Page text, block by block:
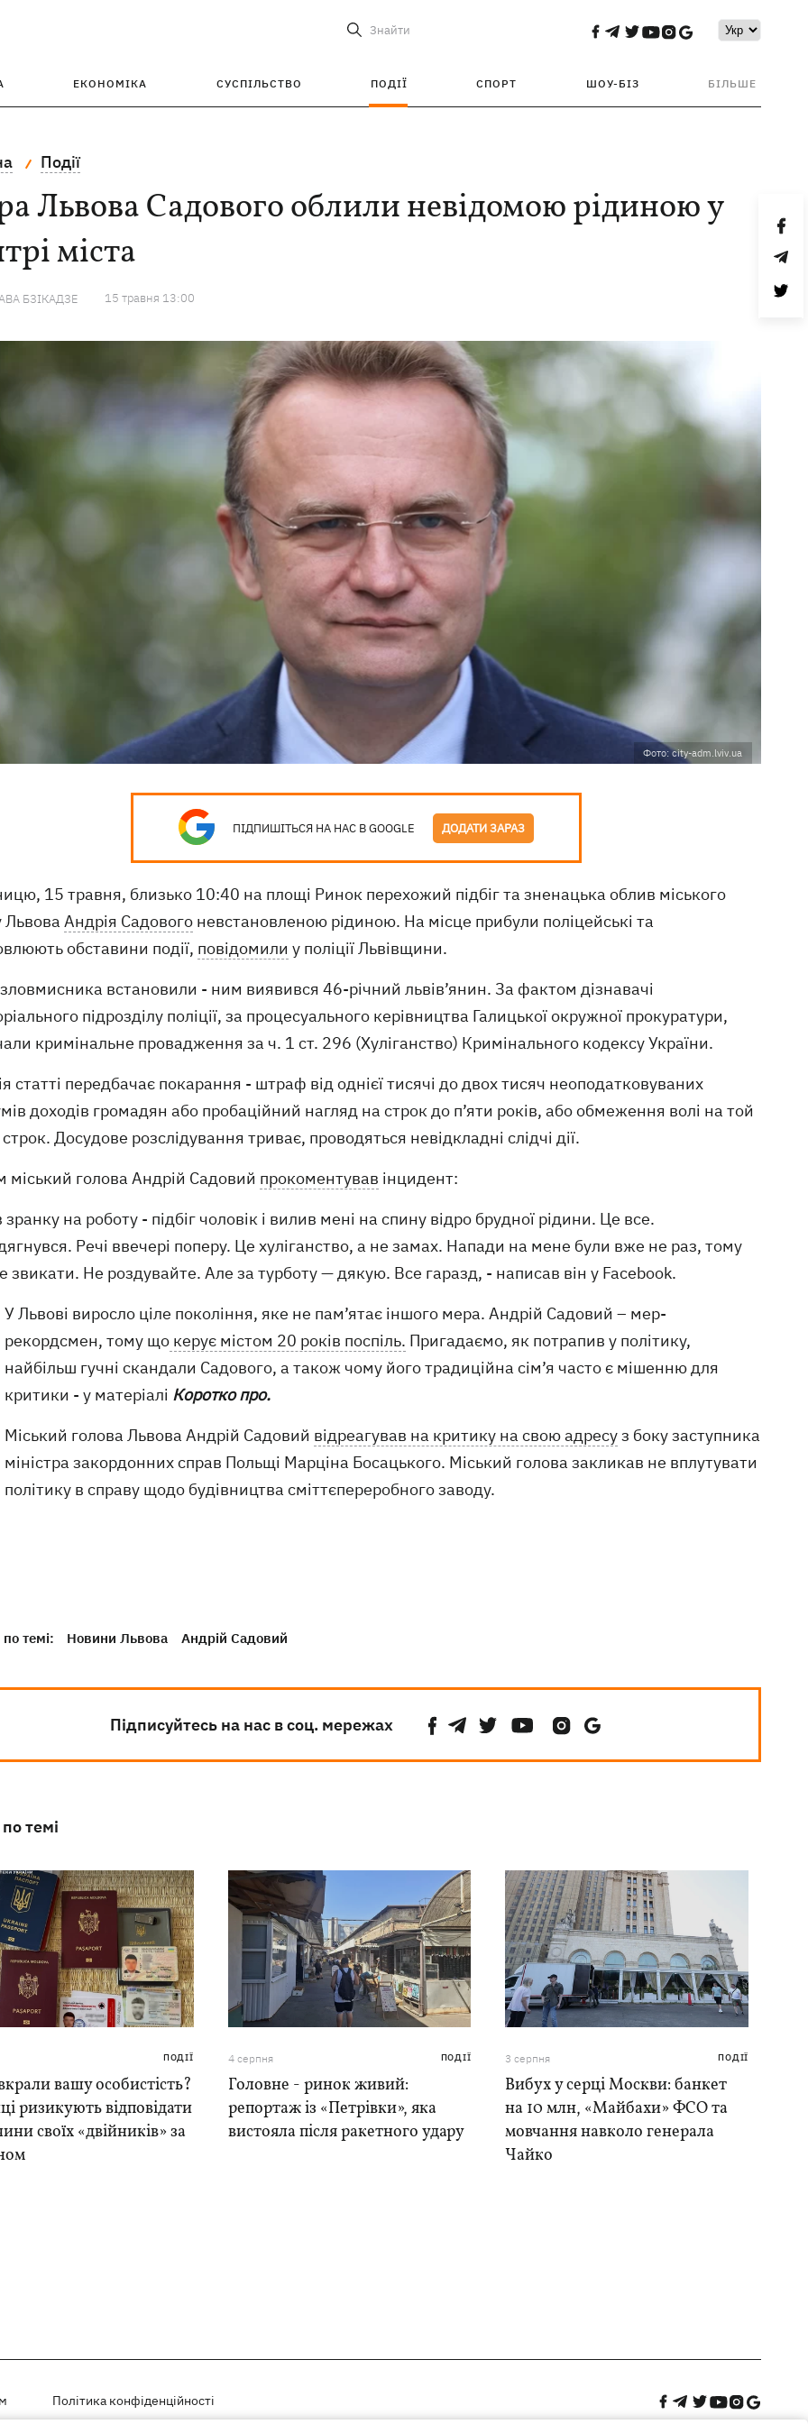
Знайти
ЕКОНОМІКА СУСПІЛЬСТВО ПОДІЇ СПОРТ ШОУ-БІЗ БІЛЬШЕ
Події
Львова Садового облили невідомою рідиною у
міста
БЗІКАДЗЕ 15 травня 13:00
Фото: city-adm.lviv.ua
ПІДПИШІТЬСЯ НА НАС В GOOGLE ДОДАТИ ЗАРАЗ
15 травня, близько 10:40 на площі Ринок перехожий підбіг та зненацька облив міського
Львова Андрія Садового невстановленою рідиною. На місце прибули поліцейські та
обставини події, повідомили у поліції Львівщини.
встановили - ним виявився 46-річний львів’янин. За фактом дізнавачі
підрозділу поліції, за процесуального керівництва Галицької окружної прокуратури,
кримінальне провадження за ч. 1 ст. 296 (Хуліганство) Кримінального кодексу України.
статті передбачає покарання - штраф від однієї тисячі до двох тисяч неоподатковуваних
доходів громадян або пробаційний нагляд на строк до п’яти років, або обмеження волі на той
Досудове розслідування триває, проводяться невідкладні слідчі дії.
міський голова Андрій Садовий прокоментував інцидент:
на роботу - підбіг чоловік і вилив мені на спину відро брудної рідини. Це все.
Речі ввечері поперу. Це хуліганство, а не замах. Напади на мене були вже не раз, тому
звикати. Не роздувайте. Але за турботу — дякую. Все гаразд, - написав він у Facebook.
У Львові виросло ціле покоління, яке не пам’ятає іншого мера. Андрій Садовий – мер-
рекордсмен, тому що керує містом 20 років поспіль. Пригадаємо, як потрапив у політику,
найбільш гучні скандали Садового, а також чому його традиційна сім’я часто є мішенню для
критики - у матеріалі Коротко про.
Міський голова Львова Андрій Садовий відреагував на критику на свою адресуз боку заступника
міністра закордонних справ Польщі Марціна Босацького. Міський голова закликав не вплутувати
політику в справу щодо будівництва сміттєпереробного заводу.
темі: Новини Львова Андрій Садовий
Підписуйтесь на нас в соц. мережах
темі
ПОДІЇ
вашу особистість?
ризикують відповідати
своїх «двійників» за
4 серпня ПОДІЇ
Головне - ринок живий:
репортаж із «Петрівки», яка
вистояла після ракетного удару
3 серпня ПОДІЇ
Вибух у серці Москви: банкет
на 10 млн, «Майбахи» ФСО та
мовчання навколо генерала
Чайко
Політика конфіденційності